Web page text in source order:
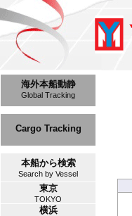
海外本船動静
Global Tracking
Cargo Tracking
本船から検索
Search by Vessel
東京
TOKYO
横浜